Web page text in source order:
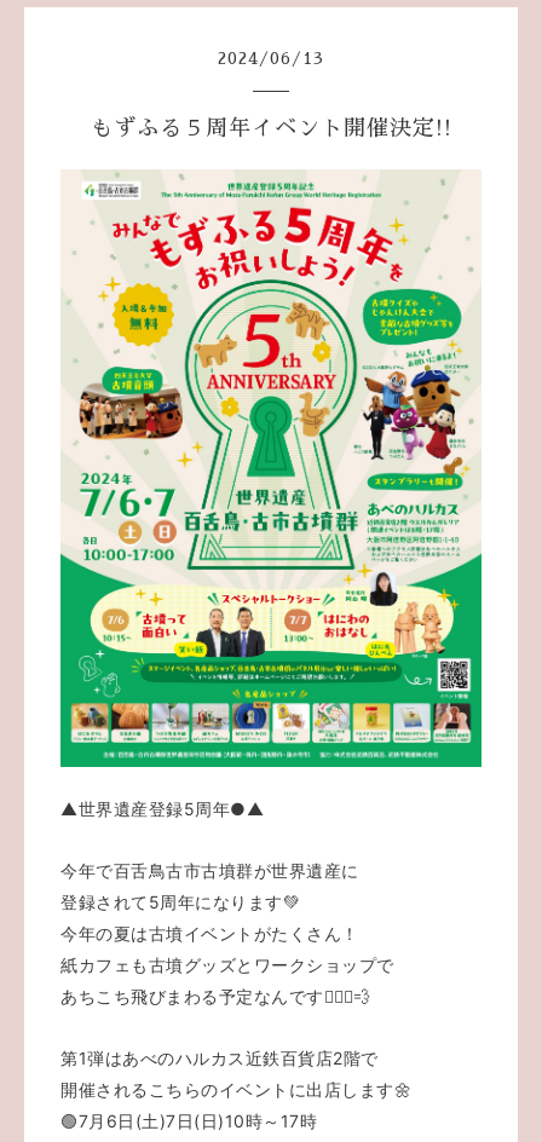
2024 /06 / 13
もずふる５周年イベント開催決定!!
▲世界遺産登録5周年●▲
今年で百舌鳥古市古墳群が世界遺産に
登録されて5周年になります💚
今年の夏は古墳イベントがたくさん！
紙カフェも古墳グッズとワークショップで
あちこち飛びまわる予定なんです🏃🏻‍♂️💨
第1弾はあべのハルカス近鉄百貨店2階で
開催されるこちらのイベントに出店します🌼
🟢7月6日(土)7日(日)10時～17時